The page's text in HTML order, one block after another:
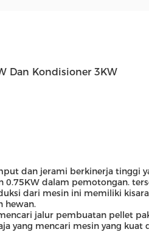
Dan Kondisioner 3KW
dan jerami berkinerja tinggi
dalam pemotongan.
dari mesin ini memiliki
hewan.
jalur pembuatan pellet
yang mencari mesin yang kuat